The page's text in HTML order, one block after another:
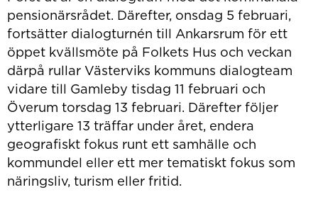
pensionärsrådet. Därefter, onsdag 5 februari,
fortsätter dialogturnén till Ankarsrum för ett
öppet kvällsmöte på Folkets Hus och veckan
därpå rullar Västerviks kommuns dialogteam
vidare till Gamleby tisdag 11 februari och
Överum torsdag 13 februari. Därefter följer
ytterligare 13 träffar under året, endera
geografiskt fokus runt ett samhälle och
kommundel eller ett mer tematiskt fokus som
näringsliv, turism eller fritid.